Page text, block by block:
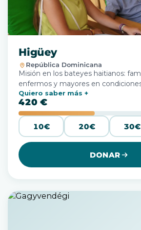
Higüey
República Dominicana
Misión en los bateyes haitianos:
enfermos y mayores en
Quiero saber más
420 €
10€ 20€ 30€
DONAR